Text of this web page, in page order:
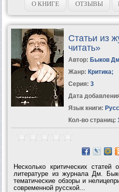
О КНИГЕ ОТЗЫВЫ
Статьи из
читать»
Автор: Быков
Жанр: Критика;
Серия: 3
Дата
Язык книги:
Кол-во страниц:
Несколько критических
литературе из журнала Дм.
тематические обзоры и
современной русской...